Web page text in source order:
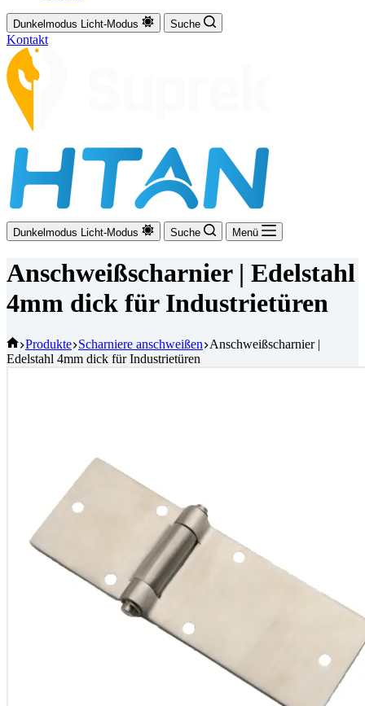
Dunkelmodus Licht-Modus Suche
Kontakt
Dunkelmodus Licht-Modus Suche Menü
Anschweißscharnier | Edelstahl
4mm dick für Industrietüren
Startseite
Produkte Scharniere anschweißen Anschweißscharnier |
Edelstahl 4mm dick für Industrietüren